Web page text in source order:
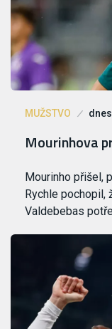
MUŽSTVO
Mourinhova
Mourinho přišel,
Rychle pochopil,
Valdebebas